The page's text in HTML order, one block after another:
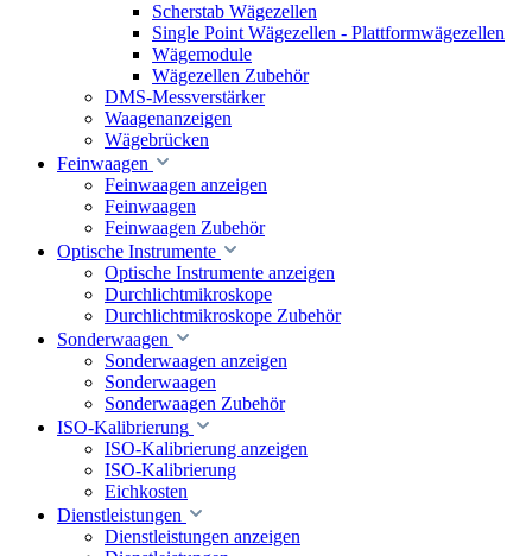
Scherstab Wägezellen
Single Point Wägezellen - Plattformwägezellen
Wägemodule
Wägezellen Zubehör
DMS-Messverstärker
Waagenanzeigen
Wägebrücken
Feinwaagen
Feinwaagen anzeigen
Feinwaagen
Feinwaagen Zubehör
Optische Instrumente
Optische Instrumente anzeigen
Durchlichtmikroskope
Durchlichtmikroskope Zubehör
Sonderwaagen
Sonderwaagen anzeigen
Sonderwaagen
Sonderwaagen Zubehör
ISO-Kalibrierung
ISO-Kalibrierung anzeigen
ISO-Kalibrierung
Eichkosten
Dienstleistungen
Dienstleistungen anzeigen